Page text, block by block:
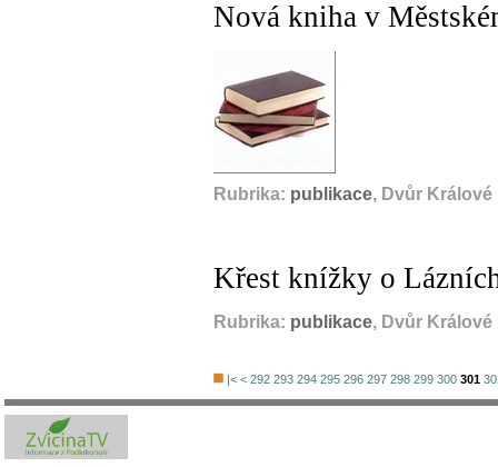
Nová kniha v
Rubrika: publikace, Dvůr Králové
Křest knížky o
Rubrika: publikace, Dvůr Králové
|< < 292 293 294 295 296 297 298 299 300 301